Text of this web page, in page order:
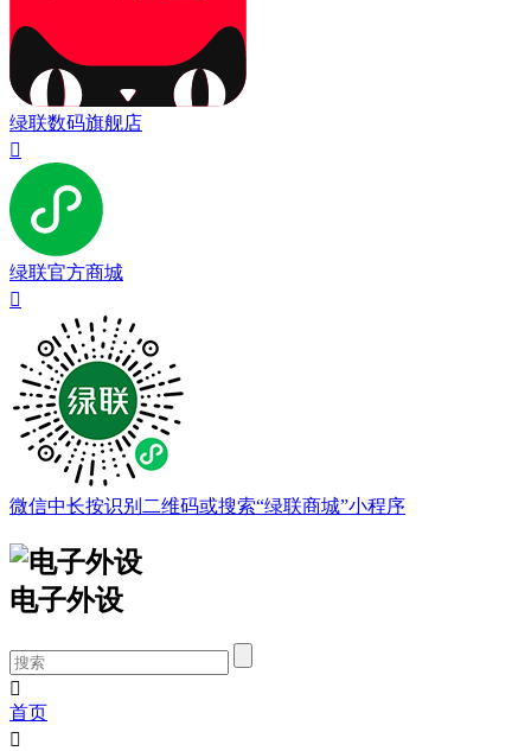
绿联数码旗舰店

绿联官方商城

微信中长按识别二维码或搜索“绿联商城”小程序
电子外设

首页
